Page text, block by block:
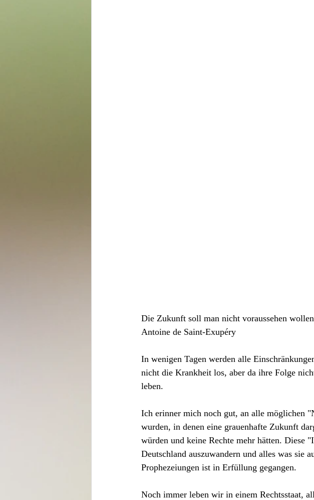
Die Zukunft soll man nicht voraussehen
Antoine de Saint-Exupéry
In wenigen Tagen werden alle
nicht die Krankheit los, aber da ihre Folge
leben.
Ich erinner mich noch gut, an alle möglichen
wurden, in denen eine grauenhafte Zukunft
würden und keine Rechte mehr hätten. Diese
Deutschland auszuwandern und alles was sie
Prophezeiungen ist in Erfüllung gegangen.
Noch immer leben wir in einem Rechtsstaat,